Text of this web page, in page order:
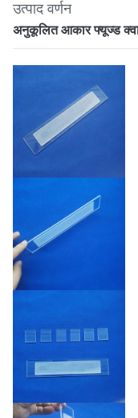
उत्पाद वर्णन
अनुकूलित आकार फ्यूज्ड